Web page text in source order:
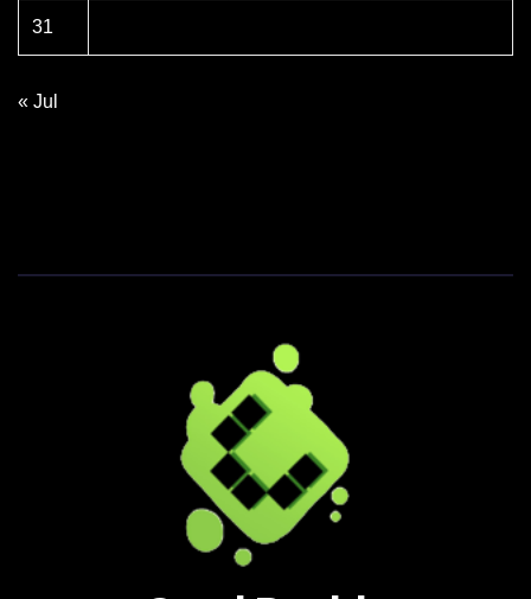
31
« Jul